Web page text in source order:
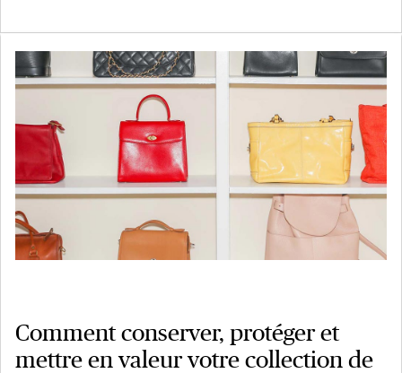
Comment conserver, protéger et
mettre en valeur votre collection de